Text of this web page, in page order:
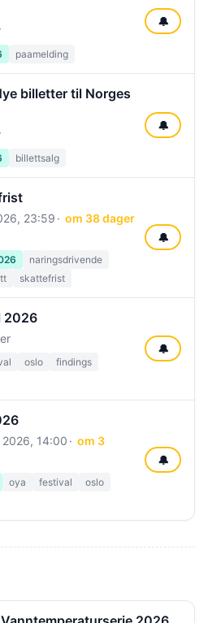
paamelding
🔔
billetter til Norges
billettsalg
🔔
23:59
om 38 dager
naringsdrivende
skattefrist
🔔
2026
oslo
findings
🔔
2026, 14:00
om 3
oya festival
oslo
🔔